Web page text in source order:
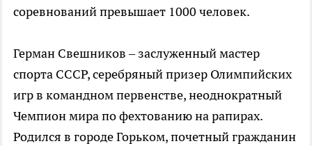
соревнований превышает 1000 человек.
Герман Свешников – заслуженный мастер
спорта СССР, серебряный призер Олимпийских
игр в командном первенстве, неоднократный
Чемпион мира по фехтованию на рапирах.
Родился в городе Горьком, почетный гражданин